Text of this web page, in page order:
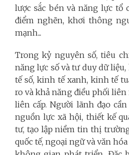
lược sắc bén và năng lực tổ
điểm nghẽn, khơi thông
mạnh...
Trong kỷ nguyên số, tiêu
năng lực số và tư duy dữ
tế số, kinh tế xanh, kinh tế
ro và khả năng điều phối
liên cấp. Người lãnh đạo
nguồn lực xã hội, thiết kế
tư, tạo lập niềm tin thị
quốc tế, ngoại ngữ và văn